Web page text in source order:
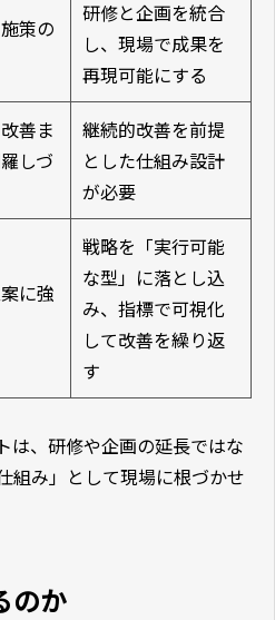
策の
研修と企画を統合
し、現場で成果を
再現可能にする
善ま
しづ
継続的改善を前提
とした仕組み設計
が必要
に強
戦略を「実行可能
な型」に落とし込
み、指標で可視化
して改善を繰り返
す
は、研修や企画の延長ではな
組み」として現場に根づかせ
のか